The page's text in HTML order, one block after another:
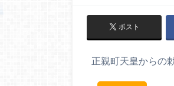
ポスト
正親町天皇からの